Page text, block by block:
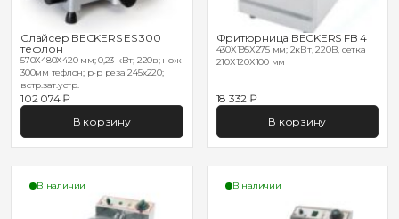
Слайсер BECKERS ES 300
тефлон
570Х480Х420 мм; 0,23 кВт; 220в; нож
300мм тефлон; р-р реза 245х220;
встр.зат.устр.
102 074 ₽
В корзину
Фритюрница BECKERS FB 4
430X195X275 мм; 2кВт, 220В, сетка
210Х120Х100 мм
18 332 ₽
В корзину
В наличии В наличии